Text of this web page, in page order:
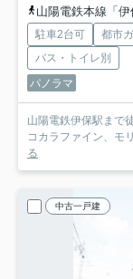
山陽電鉄本線「
駐車2台可 都市
バス・トイレ別
パノラマ
山陽電鉄伊保駅まで
コカラファイン、モ
る
中古一戸建